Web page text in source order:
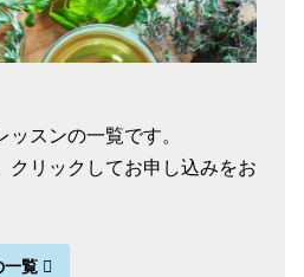
スンの一覧です。
クリックしてお申し込みをお
一覧